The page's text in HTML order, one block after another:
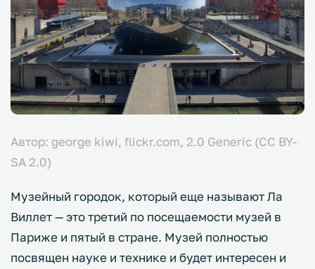
Автор: george kiwi, flickr.com, 2.0 Generic (CC BY-
SA 2.0)
Музейный городок, который еще называют Ла
Виллет — это третий по посещаемости музей в
Париже и пятый в стране. Музей полностью
посвящен науке и технике и будет интересен и